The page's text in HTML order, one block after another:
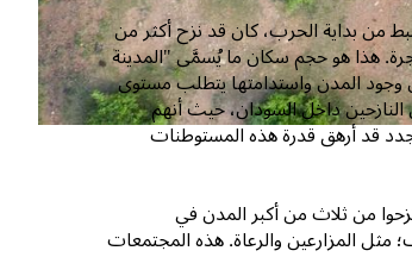
بحلول أبريل/نيسان ٢٠٢٤ أي بعد عام واحد بالضبط من بداية الحرب، كان قد نزح أكثر من
هذا هو حجم سكان ما يُسمَّى "المدينة
وجود المدن واستدامتها يتطلب مستوى
والقدرات والحوكمة وإنتاج الغذاء والخدمات الأساسية. لا يزال أكثر من ٨٠% من النازحين داخل السودان، حيث أنهم
قد أرهق قدرة هذه المستوطنات
من ثلاث من أكبر المدن في
المزارعين والرعاة. هذه المجتمعات